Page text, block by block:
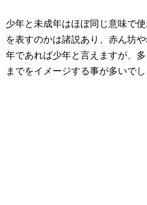
少年と未成年はほぼ同じ意味で
を表すのかは諸説あり、赤ん坊
年であれば少年と言えますが、
までをイメージする事が多いでし